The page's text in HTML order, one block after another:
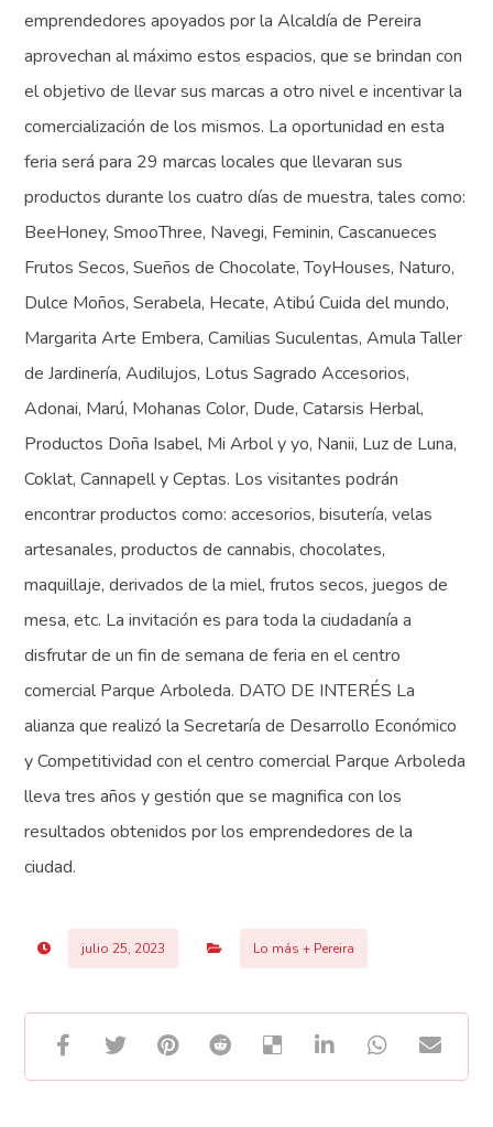
emprendedores apoyados por la Alcaldía de Pereira
aprovechan al máximo estos espacios, que se brindan con
el objetivo de llevar sus marcas a otro nivel e incentivar la
comercialización de los mismos. La oportunidad en esta
feria será para 29 marcas locales que llevaran sus
productos durante los cuatro días de muestra, tales como:
BeeHoney, SmooThree, Navegi, Feminin, Cascanueces
Frutos Secos, Sueños de Chocolate, ToyHouses, Naturo,
Dulce Moños, Serabela, Hecate, Atibú Cuida del mundo,
Margarita Arte Embera, Camilias Suculentas, Amula Taller
de Jardinería, Audilujos, Lotus Sagrado Accesorios,
Adonai, Marú, Mohanas Color, Dude, Catarsis Herbal,
Productos Doña Isabel, Mi Arbol y yo, Nanii, Luz de Luna,
Coklat, Cannapell y Ceptas. Los visitantes podrán
encontrar productos como: accesorios, bisutería, velas
artesanales, productos de cannabis, chocolates,
maquillaje, derivados de la miel, frutos secos, juegos de
mesa, etc. La invitación es para toda la ciudadanía a
disfrutar de un fin de semana de feria en el centro
comercial Parque Arboleda. DATO DE INTERÉS La
alianza que realizó la Secretaría de Desarrollo Económico
y Competitividad con el centro comercial Parque Arboleda
lleva tres años y gestión que se magnifica con los
resultados obtenidos por los emprendedores de la
ciudad.
julio 25, 2023 Lo más + Pereira